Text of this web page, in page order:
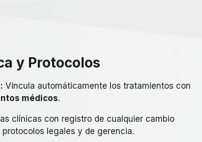
y Protocolos
Vincula automáticamente los tratamientos con
médicos.
clínicas con registro de cualquier cambio
legales y de gerencia.